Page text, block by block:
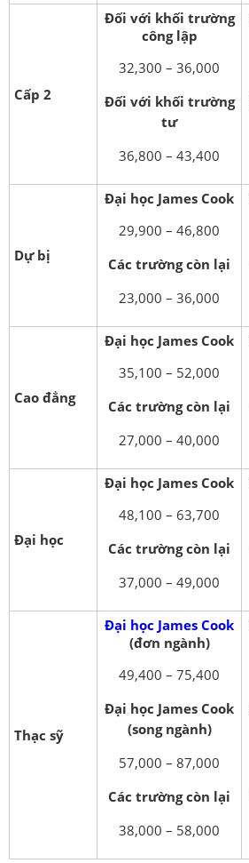
Cấp 2
Đối với khối trường
công lập
32,300 – 36,000
Đối với khối trường
tư
36,800 – 43,400
Dự bị
Đại học James Cook
29,900 – 46,800
Các trường còn lại
23,000 – 36,000
Cao đẳng
Đại học James Cook
35,100 – 52,000
Các trường còn lại
27,000 – 40,000
Đại học
Đại học James Cook
48,100 – 63,700
Các trường còn lại
37,000 – 49,000
Thạc sỹ
Đại học James Cook
(đơn ngành)
49,400 – 75,400
Đại học James Cook
(song ngành)
57,000 – 87,000
Các trường còn lại
38,000 – 58,000